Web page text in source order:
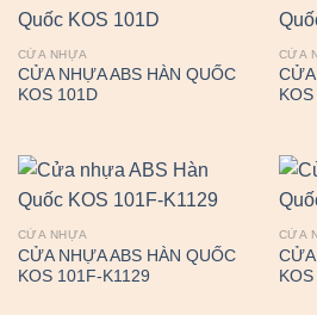
CỬA NHỰA
CỬA NHỰA ABS HÀN QUỐC
KOS 101D
CỬA
CỬA NHỰA
CỬA NHỰA ABS HÀN QUỐC
KOS 101F-K1129
CỬA